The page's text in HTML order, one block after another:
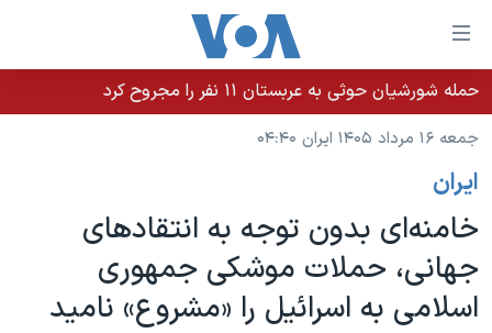
لینکهای
قابل
دسترسی
جهش
محتوای
اصلی
به
صفحه
خانه
نسخه سبک وب‌سایت
موضوع ها
ایران
آمریکا
جهان
برنامه های تلویزیونی
جدول برنامه ها
صفحه‌های ویژه
حمله شورشیان حوثی به عربستان ۱۱ نفر را مجروح کرد
جمعه ۱۶ مرداد ۱۴۰۵ ایران ۰۴:۴۰
ايران
خامنه‌ای بدون توجه به انتقادهای
جهانی، حملات موشکی جمهوری
اسلامی به اسرائیل را «مشروع» نامید